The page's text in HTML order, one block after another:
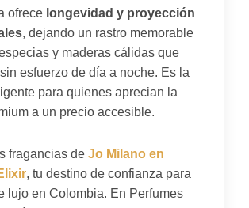
ofrece longevidad y proyección
, dejando un rastro memorable
y maderas cálidas que
esfuerzo de día a noche. Es la
para quienes aprecian la
a un precio accesible.
fragancias de Jo Milano en
, tu destino de confianza para
lujo en Colombia. En Perfumes